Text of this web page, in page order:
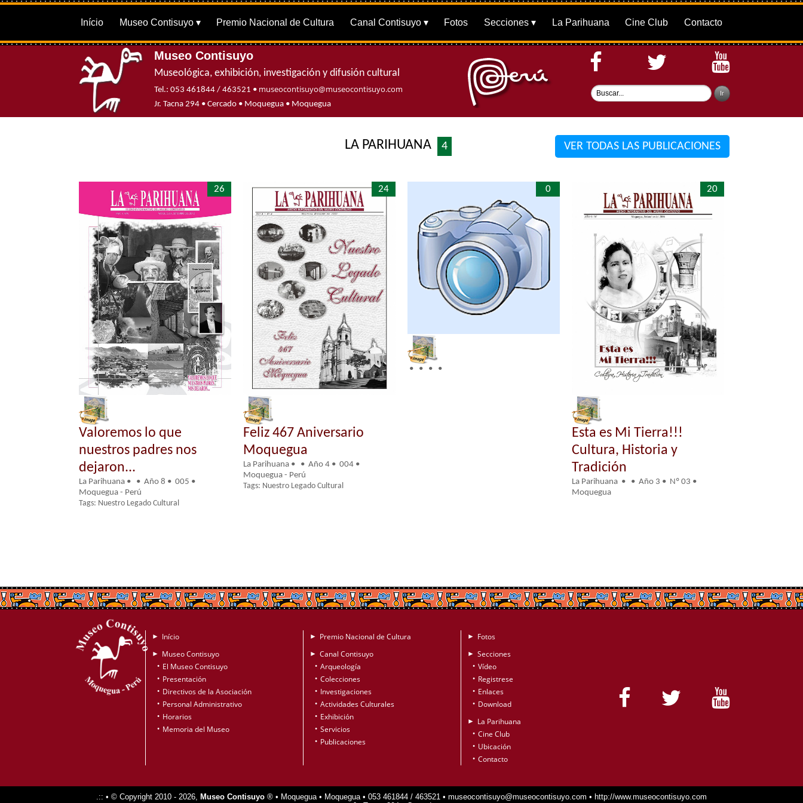
Início Museo Contisuyo Premio Nacional de Cultura Canal Contisuyo Fotos Secciones La Parihuana Cine Club Contacto
Museo Contisuyo
Museológica, exhibición, investigación y difusión cultural
Tel.: 053 461844 / 463521 • museocontisuyo@museocontisuyo.com
Jr. Tacna 294 • Cercado • Moquegua • Moquegua
LA PARIHUANA 4 VER TODAS LAS PUBLICACIONES
26
Valoremos lo que
nuestros padres nos
dejaron...
La Parihuana • • Año 8 • 005 •
Moquegua - Perú
Tags: Nuestro Legado Cultural
24
Feliz 467 Aniversario
Moquegua
La Parihuana • • Año 4 • 004 •
Moquegua - Perú
Tags: Nuestro Legado Cultural
0
• • • •
20
Esta es Mi Tierra!!!
Cultura, Historia y
Tradición
La Parihuana • • Año 3 • Nº 03 •
Moquegua
► Início
► Museo Contisuyo
• El Museo Contisuyo
• Presentación
• Directivos de la Asociación
• Personal Administrativo
• Horarios
• Memoria del Museo
► Premio Nacional de Cultura
► Canal Contisuyo
• Arqueología
• Colecciones
• Investigaciones
• Actividades Culturales
• Exhibición
• Servicios
• Publicaciones
► Fotos
► Secciones
• Vídeo
• Registrese
• Enlaces
• Download
► La Parihuana
• Cine Club
• Ubicación
• Contacto
.:: • © Copyright 2010 - 2026, Museo Contisuyo ® • Moquegua • Moquegua • 053 461844 / 463521 • museocontisuyo@museocontisuyo.com • http://www.museocontisuyo.com